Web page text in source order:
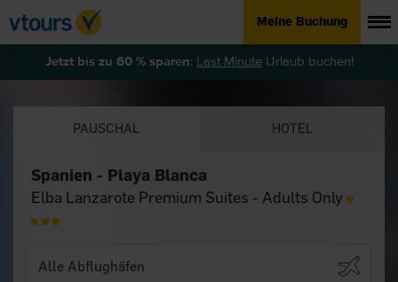
Meine Buchung
Jetzt bis zu 60 % sparen: Last MinuteUrlaub buchen!
PAUSCHAL HOTEL
Spanien - Playa Blanca
Elba Lanzarote Premium Suites - Adults Only